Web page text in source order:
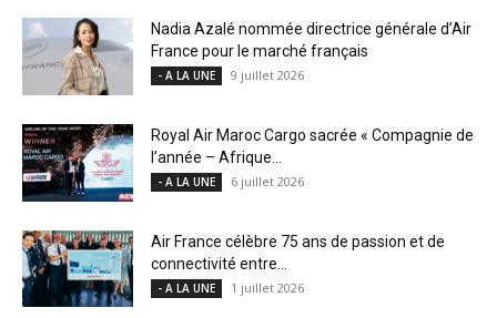
Nadia Azalé nommée directrice générale d’Air
France pour le marché français
- A LA UNE 9 juillet 2026
Royal Air Maroc Cargo sacrée « Compagnie de
l’année – Afrique...
- A LA UNE 6 juillet 2026
Air France célèbre 75 ans de passion et de
connectivité entre...
- A LA UNE 1 juillet 2026